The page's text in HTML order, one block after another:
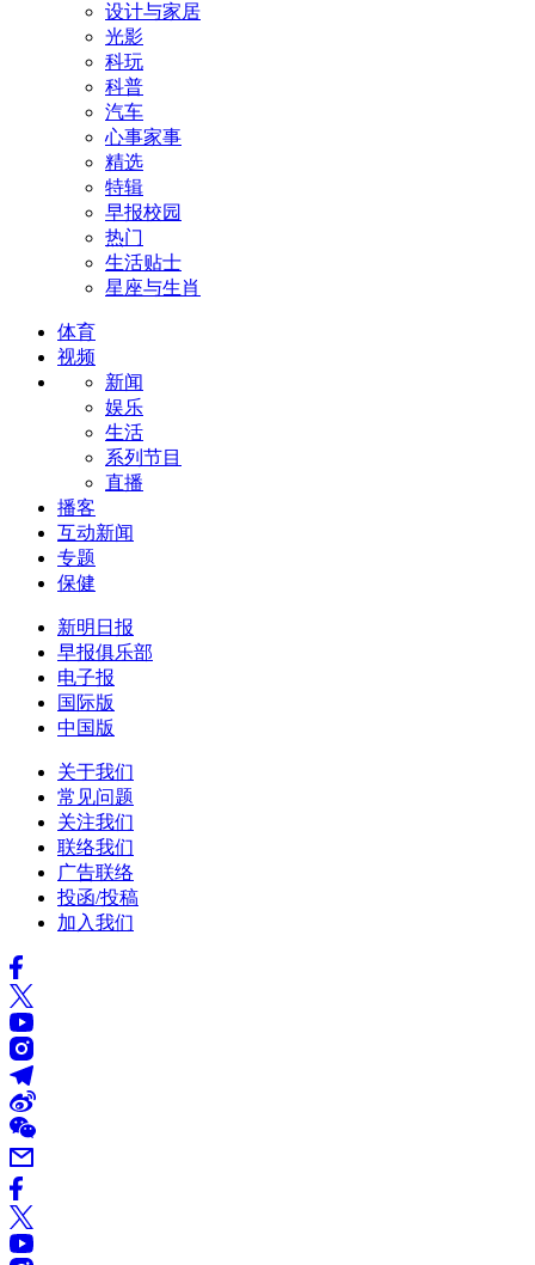
设计与家居
光影
科玩
科普
汽车
心事家事
精选
特辑
早报校园
热门
生活贴士
星座与生肖
体育
视频
新闻
娱乐
生活
系列节目
直播
播客
互动新闻
专题
保健
新明日报
早报俱乐部
电子报
国际版
中国版
关于我们
常见问题
关注我们
联络我们
广告联络
投函/投稿
加入我们